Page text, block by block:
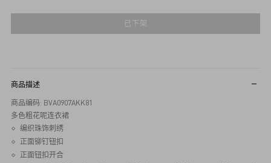
已下架
商品描述
商品编码: BVA0907AKK81
多色粗花呢连衣裙
编织珠饰刺绣
正面铆钉钮扣
正面钮扣开合